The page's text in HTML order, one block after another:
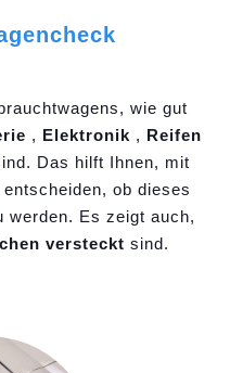
wie gut
, Elektronik , Reifen
Das hilft Ihnen, mit
entscheiden, ob dieses
werden. Es zeigt auch,
versteckt sind.